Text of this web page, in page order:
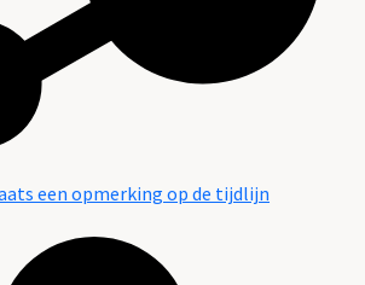
een opmerking op de tijdlijn